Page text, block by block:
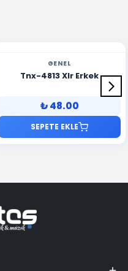
GENEL
Tnx-4813 Xlr Erkek
₺ 48.00
SEPETE EKLE